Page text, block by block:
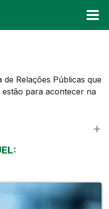
Relações Públicas que
para acontecer na